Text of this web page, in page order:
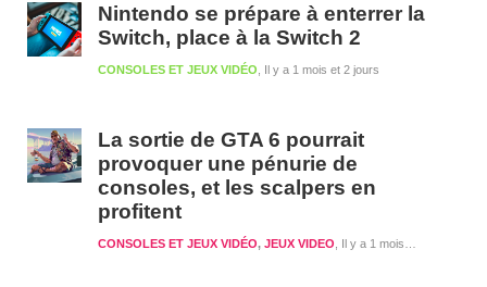
Nintendo se prépare à enterrer la
Switch, place à la Switch 2
Il y a 1 mois et 2 jours
CONSOLES ET JEUX VIDÉO
La sortie de GTA 6 pourrait
provoquer une pénurie de
consoles, et les scalpers en
profitent
Il y a 1 mois et 1 semaine
CONSOLES ET JEUX VIDÉO, JEUX VIDEO